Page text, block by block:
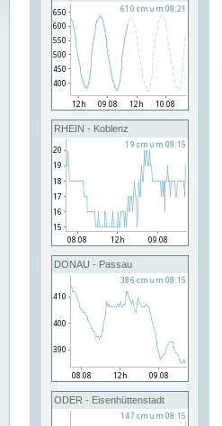
RHEIN - Koblenz
DONAU - Passau
ODER - Eisenhüttenstadt